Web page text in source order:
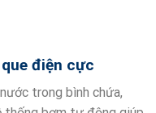
điện cực
trong bình chứa,